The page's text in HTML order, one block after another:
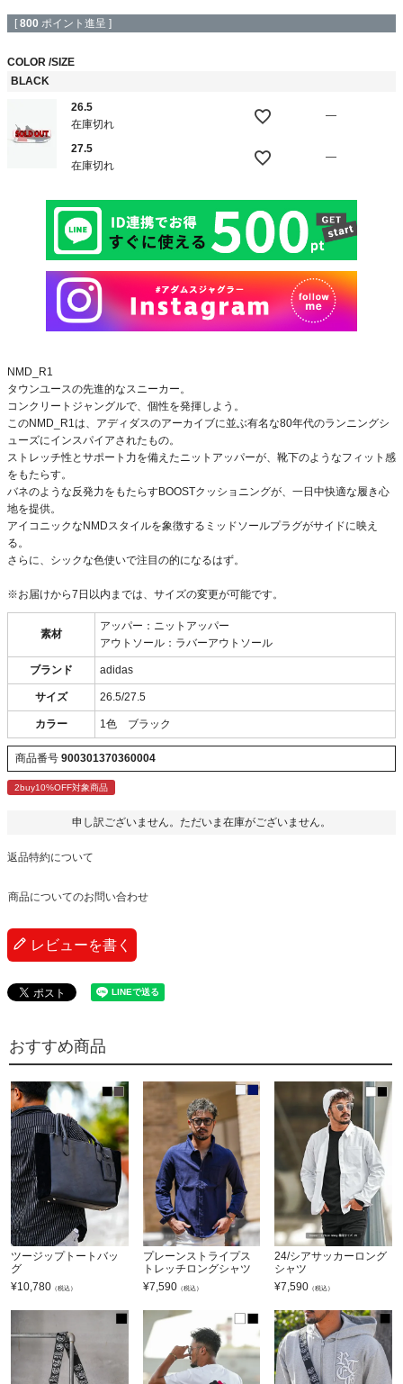
[ 800 ポイント進呈 ]
COLOR SIZE
BLACK
26.5
在庫切れ
—
27.5
在庫切れ
—
NMD_R1
タウンユースの先進的なスニーカー。
コンクリートジャングルで、個性を発揮しよう。
このNMD_R1は、アディダスのアーカイブに並ぶ有名な80年代のランニングシ
ューズにインスパイアされたもの。
ストレッチ性とサポート力を備えたニットアッパーが、靴下のようなフィット感
をもたらす。
バネのような反発力をもたらすBOOSTクッショニングが、一日中快適な履き心
地を提供。
アイコニックなNMDスタイルを象徴するミッドソールプラグがサイドに映え
る。
さらに、シックな色使いで注目の的になるはず。
※お届けから7日以内までは、サイズの変更が可能です。
素材
アッパー：ニットアッパー
アウトソール：ラバーアウトソール
ブランド adidas
サイズ 26.5/27.5
カラー 1色 ブラック
商品番号 900301370360004
2buy10%OFF対象商品
申し訳ございません。ただいま在庫がございません。
返品特約について
商品についてのお問い合わせ
レビューを書く
おすすめ商品
ツージップトートバッ
グ
¥10,780 （税込）
プレーンストライプス
トレッチロングシャツ
¥7,590（税込）
24/シアサッカーロング
シャツ
¥7,590 （税込）